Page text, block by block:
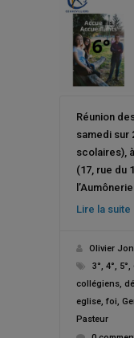
Réunion
samedi sur
scolaires),
(17, rue du
Lire la suite
Olivier
3°, 4°, 5°,
collégiens,
eglise, foi,
Pasteur